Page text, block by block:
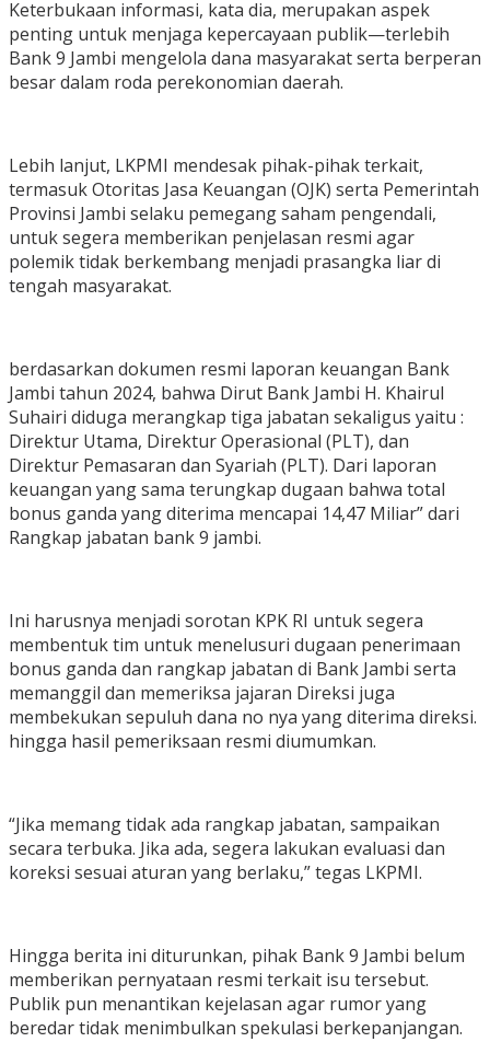
Keterbukaan informasi, kata dia, merupakan aspek
penting untuk menjaga kepercayaan publik—terlebih
Bank 9 Jambi mengelola dana masyarakat serta berperan
besar dalam roda perekonomian daerah.
Lebih lanjut, LKPMI mendesak pihak-pihak terkait,
termasuk Otoritas Jasa Keuangan (OJK) serta Pemerintah
Provinsi Jambi selaku pemegang saham pengendali,
untuk segera memberikan penjelasan resmi agar
polemik tidak berkembang menjadi prasangka liar di
tengah masyarakat.
berdasarkan dokumen resmi laporan keuangan Bank
Jambi tahun 2024, bahwa Dirut Bank Jambi H. Khairul
Suhairi diduga merangkap tiga jabatan sekaligus yaitu :
Direktur Utama, Direktur Operasional (PLT), dan
Direktur Pemasaran dan Syariah (PLT). Dari laporan
keuangan yang sama terungkap dugaan bahwa total
bonus ganda yang diterima mencapai 14,47 Miliar” dari
Rangkap jabatan bank 9 jambi.
Ini harusnya menjadi sorotan KPK RI untuk segera
membentuk tim untuk menelusuri dugaan penerimaan
bonus ganda dan rangkap jabatan di Bank Jambi serta
memanggil dan memeriksa jajaran Direksi juga
membekukan sepuluh dana no nya yang diterima direksi.
hingga hasil pemeriksaan resmi diumumkan.
“Jika memang tidak ada rangkap jabatan, sampaikan
secara terbuka. Jika ada, segera lakukan evaluasi dan
koreksi sesuai aturan yang berlaku,” tegas LKPMI.
Hingga berita ini diturunkan, pihak Bank 9 Jambi belum
memberikan pernyataan resmi terkait isu tersebut.
Publik pun menantikan kejelasan agar rumor yang
beredar tidak menimbulkan spekulasi berkepanjangan.